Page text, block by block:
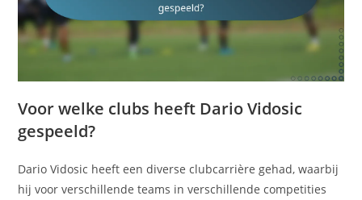
Voor welke clubs heeft Dario Vidosic
gespeeld?
Dario Vidosic heeft een diverse clubcarrière gehad, waarbij
hij voor verschillende teams in verschillende competities